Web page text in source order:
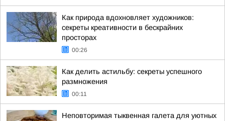
Как природа вдохновляет художников:
секреты креативности в бескрайних
просторах
00:26
Как делить астильбу: секреты успешного
размножения
00:11
Неповторимая тыквенная галета для уютных